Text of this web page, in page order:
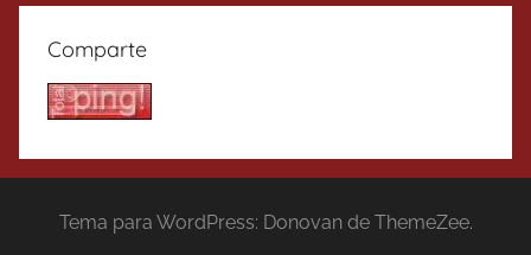
Comparte
Tema para WordPress: Donovan de ThemeZee.